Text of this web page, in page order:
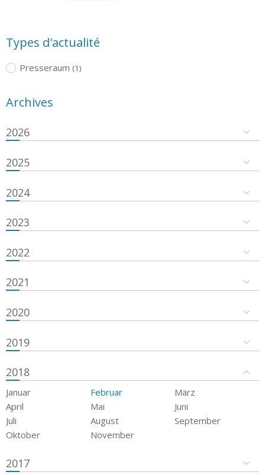
Types d'actualité
Presseraum (1)
Archives
2026
2025
2024
2023
2022
2021
2020
2019
2018
Januar Februar
März
April
Mai
Juni
Juli
August
September
Oktober
November
2017